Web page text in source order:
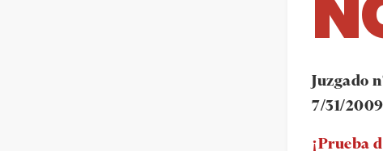
Juzgado
7/31/2009
¡Prueba